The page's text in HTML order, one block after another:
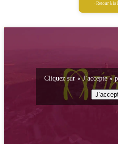
Retour à la
Cliquez sur « J’accepte »